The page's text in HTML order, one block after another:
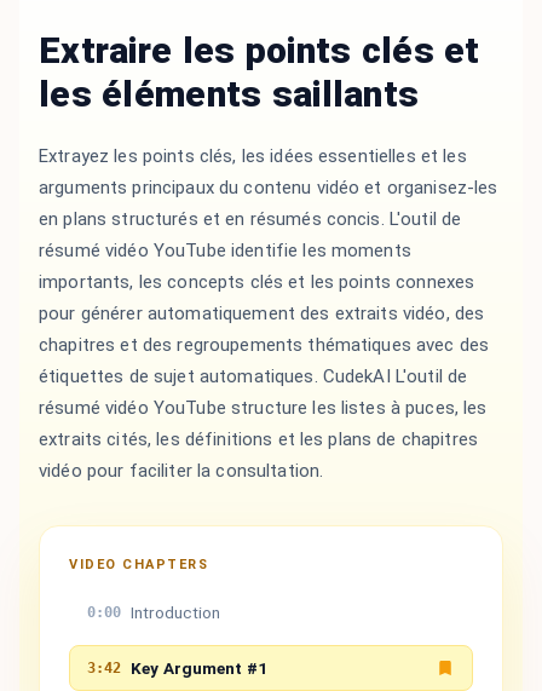
VIDEO CHAPTERS
0:00 Introduction
3:42 Key Argument #1
Extraire les points clés et
les éléments saillants
Extrayez les points clés, les idées essentielles et les
arguments principaux du contenu vidéo et organisez-les
en plans structurés et en résumés concis. L'outil de
résumé vidéo YouTube identifie les moments
importants, les concepts clés et les points connexes
pour générer automatiquement des extraits vidéo, des
chapitres et des regroupements thématiques avec des
étiquettes de sujet automatiques. CudekAI L'outil de
résumé vidéo YouTube structure les listes à puces, les
extraits cités, les définitions et les plans de chapitres
vidéo pour faciliter la consultation.